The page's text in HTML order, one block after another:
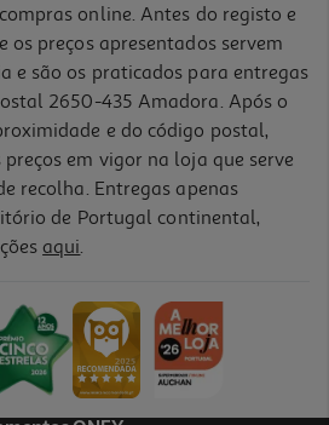
Pêssego 125ml
online. Antes do registo e
os preços apresentados servem
e são os praticados para entregas
2650-435 Amadora. Após o
e do código postal,
em vigor na loja que serve
recolha. Entregas apenas
de Portugal continental,
aqui.